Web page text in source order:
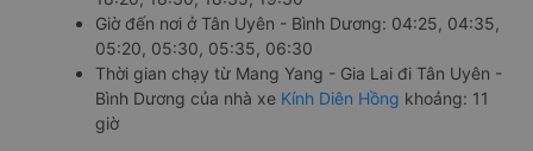
Giờ đến nơi ở Tân Uyên - Bình Dương: 04:25, 04:35,
05:20, 05:30, 05:35, 06:30
Thời gian chạy từ Mang Yang - Gia Lai đi Tân Uyên -
Bình Dương của nhà xe Kính Diên Hồng khoảng: 11
giờ